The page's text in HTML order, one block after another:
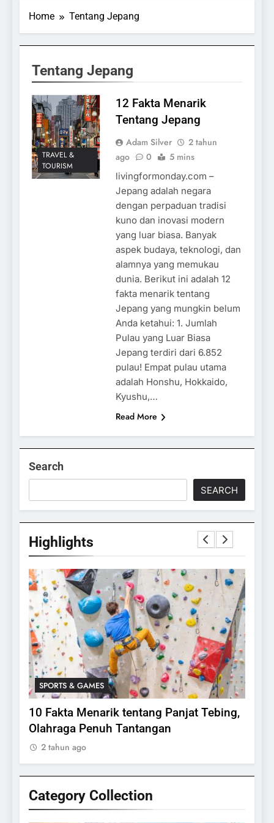
Home Tentang Jepang
Tentang Jepang
TRAVEL &
TOURISM
12 Fakta Menarik
Tentang Jepang
Adam Silver
2 tahun
ago
0 5 mins
livingformonday.com –
Jepang adalah negara
dengan perpaduan tradisi
kuno dan inovasi modern
yang luar biasa. Banyak
aspek budaya, teknologi, dan
alamnya yang memukau
dunia. Berikut ini adalah 12
fakta menarik tentang
Jepang yang mungkin belum
Anda ketahui: 1. Jumlah
Pulau yang Luar Biasa
Jepang terdiri dari 6.852
pulau! Empat pulau utama
adalah Honshu, Hokkaido,
Kyushu,…
Read More
Search
SEARCH
Highlights
SPORTS & GAMES
10 Fakta Menarik tentang Panjat Tebing,
Olahraga Penuh Tantangan
2 tahun ago
Category Collection
Apakah Benar Gajah Takut